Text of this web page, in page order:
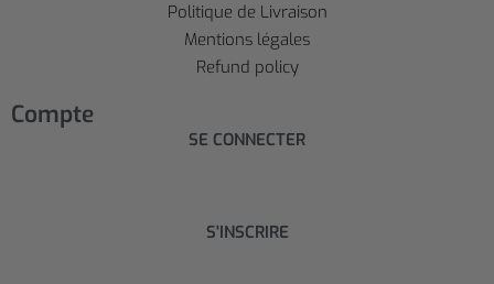
Politique de Livraison
Mentions légales
Refund policy
Compte
SE CONNECTER
S'INSCRIRE